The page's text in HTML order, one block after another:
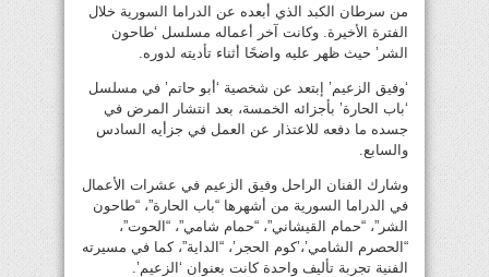
من سرطان الكبد الذي أبعده عن الدراما السورية خلال
الفترة الأخيرة. وكانت آخر أعماله مسلسل ‘طاحون
الشر’ حيث ظهر عليه واضحًا أثناء تأديته لدوره.
‘وفيق الزعيم’ إبتعد عن شخصية ‘أبو حاتم’ في مسلسل
‘باب الحارة’ بأجزائه الخمسة، بعد انتشار المرض في
جسده ما دفعه للاعتذار عن العمل في جزأيه السادس
والسابع.
وشارك الفنان الراحل وفيق الزعيم في عشرات الأعمال
في الدراما السورية من أشهرها “باب الحارة”، “طاحون
الشر”، “حمام القيشاني”، “حمام شامي”، “الحوت”،
“الحصرم الشامي’،’كوم الحجر’، “الداية”، كما في مسيرته
الفنية تجربة تأليف واحدة كانت بعنوان ‘الزعيم’.